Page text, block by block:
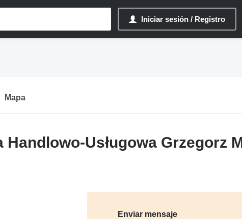
Iniciar sesión / Registro
Mapa
Usługowa Grzegorz
Enviar mensaje